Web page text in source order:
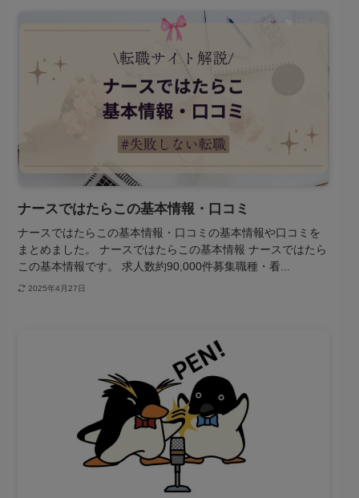
ナースではたらこの基本情報・口コミ
ナースではたらこの基本情報・口コミの基本情報や口コミを
まとめました。 ナースではたらこの基本情報 ナースではたら
この基本情報です。 求人数約90,000件募集職種・看...
2025年4月27日